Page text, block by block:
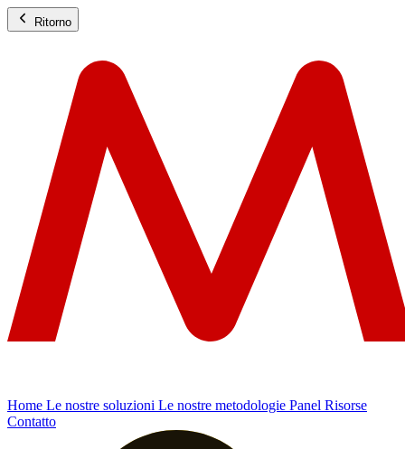
Ritorno
Home Le nostre soluzioni Le nostre metodologie Panel Risorse
Contatto